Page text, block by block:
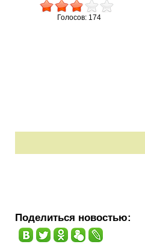
Голосов: 174
Поделиться новостью: